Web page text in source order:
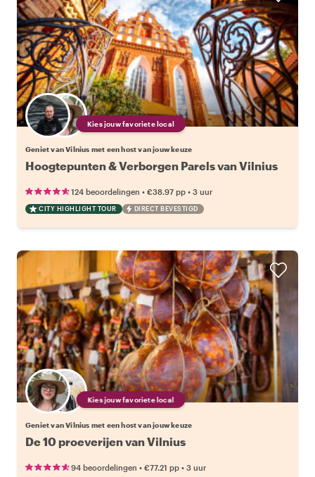
Kies jouw favoriete local
Geniet van Vilnius met een host van jouw keuze
Hoogtepunten & Verborgen Parels van Vilnius
124 beoordelingen • €38.97 pp • 3 uur
CITY HIGHLIGHT TOUR DIRECT BEVESTIGD
Kies jouw favoriete local
Geniet van Vilnius met een host van jouw keuze
De 10 proeverijen van Vilnius
94 beoordelingen • €77.21 pp • 3 uur